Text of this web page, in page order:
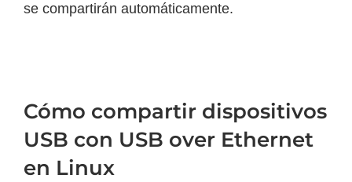
se compartirán automáticamente.
Cómo compartir dispositivos
USB con USB over Ethernet
en Linux